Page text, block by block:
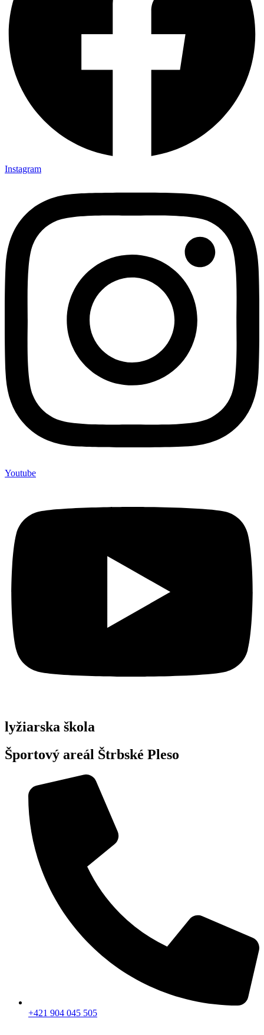
Instagram
Youtube
lyžiarska škola
Športový areál Štrbské Pleso
+421 904 045 505